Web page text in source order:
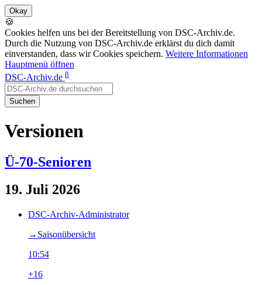
🍪
Cookies helfen uns bei der Bereitstellung von DSC-Archiv.de.
Durch die Nutzung von DSC-Archiv.de erklärst du dich damit
einverstanden, dass wir Cookies speichern. Weitere Informationen
Hauptmenü öffnen
DSC-Archiv.de β
Suchen
Versionen
Ü-70-Senioren
19. Juli 2026
DSC-Archiv-Administrator
→‎Saisonübersicht
10:54
+16